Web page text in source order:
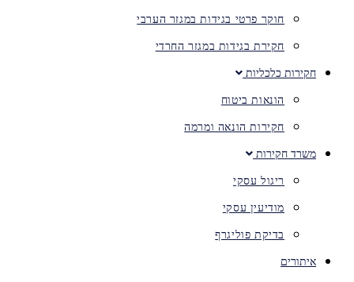
חוקר פרטי בגידות במגזר הערבי
חקירת בגידות במגזר החרדי
חקירות כלכליות
הונאות ביטוח
חקירות הונאה ומרמה
משרד חקירות
ריגול עסקי
מודיעין עסקי
בדיקת פוליגרף
איתורים